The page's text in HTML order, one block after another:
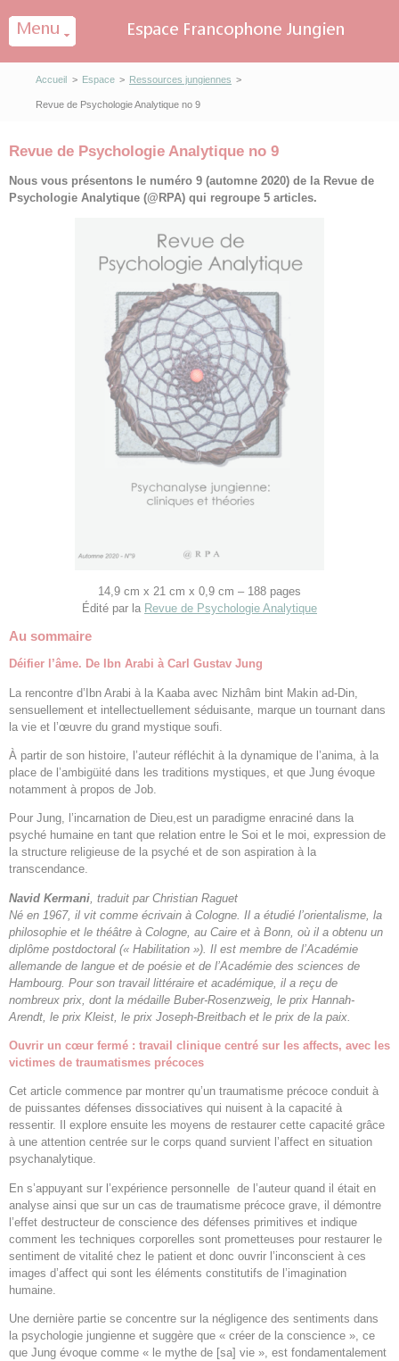
Accueil > Espace > Ressources jungiennes >
Revue de Psychologie Analytique no 9
Revue de Psychologie Analytique no 9
Nous vous présentons le numéro 9 (automne 2020) de la Revue de
Psychologie Analytique (@RPA) qui regroupe 5 articles.
14,9 cm x 21 cm x 0,9 cm – 188 pages
Édité par la Revue de Psychologie Analytique
Au sommaire
Déifier l’âme. De Ibn Arabi à Carl Gustav Jung
La rencontre d’Ibn Arabi à la Kaaba avec Nizhâm bint Makin ad-Din,
sensuellement et intellectuellement séduisante, marque un tournant dans
la vie et l’œuvre du grand mystique soufi.
À partir de son histoire, l’auteur réfléchit à la dynamique de l’anima, à la
place de l’ambigüité dans les traditions mystiques, et que Jung évoque
notamment à propos de Job.
Pour Jung, l’incarnation de Dieu,est un paradigme enraciné dans la
psyché humaine en tant que relation entre le Soi et le moi, expression de
la structure religieuse de la psyché et de son aspiration à la
transcendance.
Navid Kermani , traduit par Christian Raguet
Né en 1967, il vit comme écrivain à Cologne. Il a étudié l’orientalisme, la
philosophie et le théâtre à Cologne, au Caire et à Bonn, où il a obtenu un
diplôme postdoctoral (« Habilitation »). Il est membre de l’Académie
allemande de langue et de poésie et de l’Académie des sciences de
Hambourg. Pour son travail littéraire et académique, il a reçu de
nombreux prix, dont la médaille Buber-Rosenzweig, le prix Hannah-
Arendt, le prix Kleist, le prix Joseph-Breitbach et le prix de la paix.
Ouvrir un cœur fermé : travail clinique centré sur les affects, avec les
victimes de traumatismes précoces
Cet article commence par montrer qu’un traumatisme précoce conduit à
de puissantes défenses dissociatives qui nuisent à la capacité à
ressentir. Il explore ensuite les moyens de restaurer cette capacité grâce
à une attention centrée sur le corps quand survient l’affect en situation
psychanalytique.
En s’appuyant sur l’expérience personnelle de l’auteur quand il était en
analyse ainsi que sur un cas de traumatisme précoce grave, il démontre
l’effet destructeur de conscience des défenses primitives et indique
comment les techniques corporelles sont prometteuses pour restaurer le
sentiment de vitalité chez le patient et donc ouvrir l’inconscient à ces
images d’affect qui sont les éléments constitutifs de l’imagination
humaine.
Une dernière partie se concentre sur la négligence des sentiments dans
la psychologie jungienne et suggère que « créer de la conscience », ce
que Jung évoque comme « le mythe de [sa] vie », est fondamentalement